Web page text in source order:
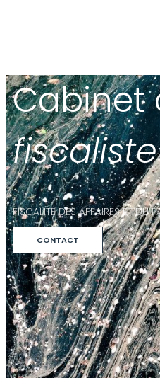
Cabinet
fiscaliste
FISCALITÉ DES AFFAIRES ET DU
CONTACT